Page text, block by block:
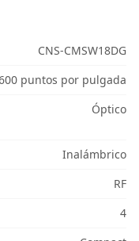
CNS-CMSW18DG
puntos por pulgada
Óptico
Inalámbrico
RF
4